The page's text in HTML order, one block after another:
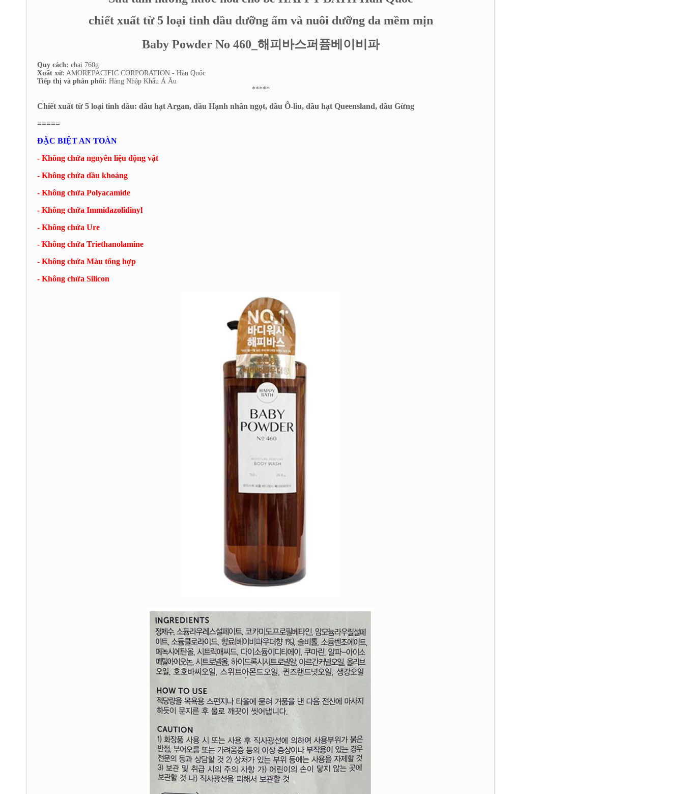
chiết xuất từ 5 loại tinh dầu dưỡng ẩm và nuôi dưỡng da mềm mịn
Baby Powder No 460_해피바스퍼퓸베이비파
Quy cách: chai 760g
Xuất xứ: AMOREPACIFIC CORPORATION - Hàn Quốc
Tiếp thị và phân phối: Hàng Nhập Khẩu Á Âu
*****
Chiết xuất từ 5 loại tinh dầu: dầu hạt Argan, dầu Hạnh nhân ngọt, dầu Ô-liu, dầu hạt Queensland, dầu Gừng
=====
ĐẶC BIỆT AN TOÀN
- Không chứa nguyên liệu động vật
- Không chứa dầu khoáng
- Không chứa Polyacamide
- Không chứa Immidazolidinyl
- Không chứa Ure
- Không chứa Triethanolamine
- Không chứa Màu tổng hợp
- Không chứa Silicon